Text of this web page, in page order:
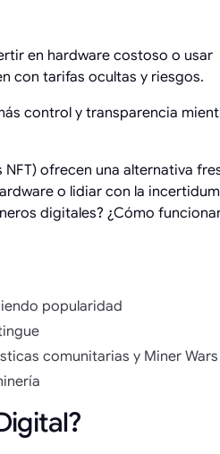
en hardware costoso o usar
con tarifas ocultas y riesgos.
control y transparencia
ofrecen una alternativa
o lidiar con la
digitales? ¿Cómo
popularidad
comunitarias y Miner Wars